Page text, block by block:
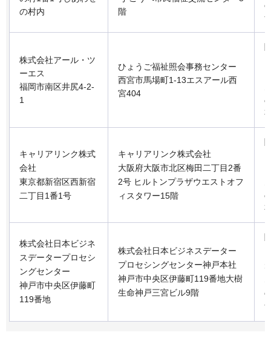
の村内
階
株式会社アール・ツ
ーエス
福岡市南区井尻4-2-
1
ひょうご福祉照会事務センター
西宮市馬場町1-13エスアール西
宮404
キャリアリンク株式
会社
東京都新宿区西新宿
二丁目1番1号
キャリアリンク株式会社
大阪府大阪市北区梅田二丁目2番
2号 ヒルトンプラザウエストオフ
ィスタワー15階
株式会社日本ビジネ
スデータープロセシ
ングセンター
神戸市中央区伊藤町
119番地
株式会社日本ビジネスデーター
プロセシングセンター神戸本社
神戸市中央区伊藤町119番地大樹
生命神戸三宮ビル9階